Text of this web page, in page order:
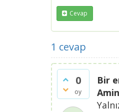
Cevap
1 cevap
0
oy
Bir